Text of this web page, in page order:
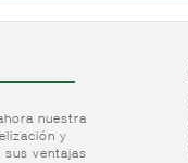
nuestra
y
sus ventajas